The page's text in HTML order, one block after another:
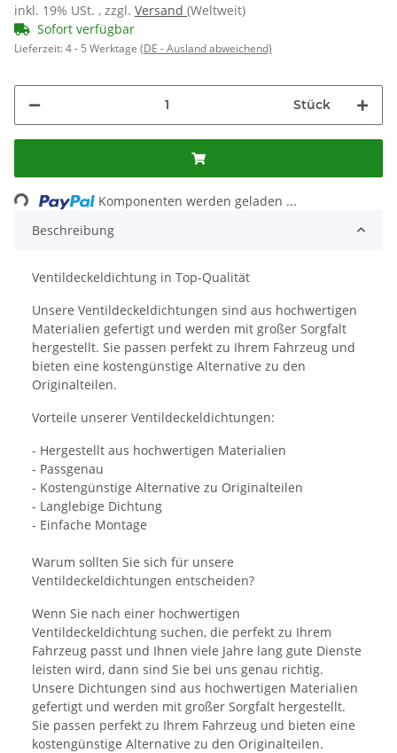
inkl. 19% USt. , zzgl. Versand (Weltweit)
Sofort verfügbar
Lieferzeit:4 - 5 Werktage (DE - Ausland abweichend)
Stück
Loading...
Komponenten werden geladen ...
Beschreibung
Ventildeckeldichtung in Top-Qualität
Unsere Ventildeckeldichtungen sind aus hochwertigen
Materialien gefertigt und werden mit großer Sorgfalt
hergestellt. Sie passen perfekt zu Ihrem Fahrzeug und
bieten eine kostengünstige Alternative zu den
Originalteilen.
Vorteile unserer Ventildeckeldichtungen:
- Hergestellt aus hochwertigen Materialien
- Passgenau
- Kostengünstige Alternative zu Originalteilen
- Langlebige Dichtung
- Einfache Montage
Warum sollten Sie sich für unsere
Ventildeckeldichtungen entscheiden?
Wenn Sie nach einer hochwertigen
Ventildeckeldichtung suchen, die perfekt zu Ihrem
Fahrzeug passt und Ihnen viele Jahre lang gute Dienste
leisten wird, dann sind Sie bei uns genau richtig.
Unsere Dichtungen sind aus hochwertigen Materialien
gefertigt und werden mit großer Sorgfalt hergestellt.
Sie passen perfekt zu Ihrem Fahrzeug und bieten eine
kostengünstige Alternative zu den Originalteilen.